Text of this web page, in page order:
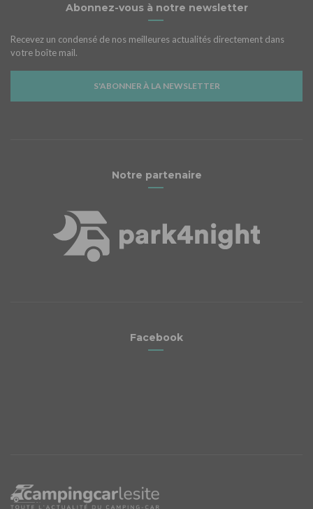
Abonnez-vous à notre newsletter
Recevez un condensé de nos meilleures actualités directement dans
votre boîte mail.
S'ABONNER À LA NEWSLETTER
Notre partenaire
Facebook